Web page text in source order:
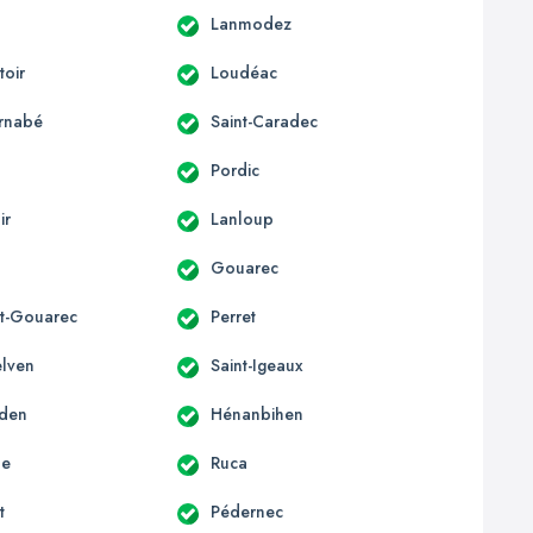
Lanmodez
Loudéac
Saint-Caradec
Pordic
Lanloup
Gouarec
Gouarec Perret
Saint-Igeaux
Hénanbihen
Ruca
Pédernec